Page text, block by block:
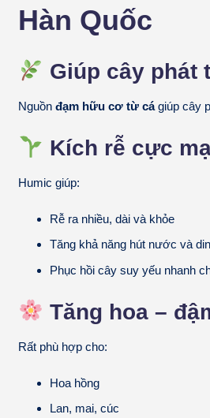
Hàn Quốc
Giúp cây phát
Nguồn đạm hữu cơ từ cágiúp cây
Kích rễ cực
Humic giúp:
Rễ ra nhiều, dài và khỏe
Tăng khả năng hút nước và
Phục hồi cây suy yếu nhanh
Tăng hoa –
Rất phù hợp cho:
Hoa hồng
Lan, mai, cúc